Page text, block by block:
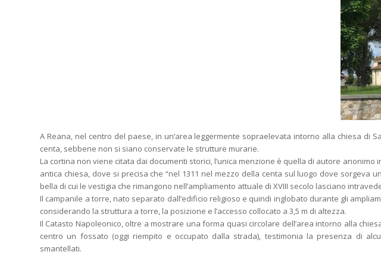
A Reana, nel centro del paese, in un’area leggermente sopraelevata intorno alla chiesa di
centa, sebbene non si siano conservate le strutture murarie.
La cortina non viene citata dai documenti storici, l’unica menzione è quella di autore anonimo
antica chiesa, dove si precisa che “nel 1311 nel mezzo della centa sul luogo dove sorgeva
bella di cui le vestigia che rimangono nell’ampliamento attuale di XVIII secolo lasciano
Il campanile a torre, nato separato dall’edificio religioso e quindi inglobato durante gli
considerando la struttura a torre, la posizione e l’accesso collocato a 3,5 m di altezza.
Il Catasto Napoleonico, oltre a mostrare una forma quasi circolare dell’area intorno alla
centro un fossato (oggi riempito e occupato dalla strada), testimonia la presenza di
smantellati.